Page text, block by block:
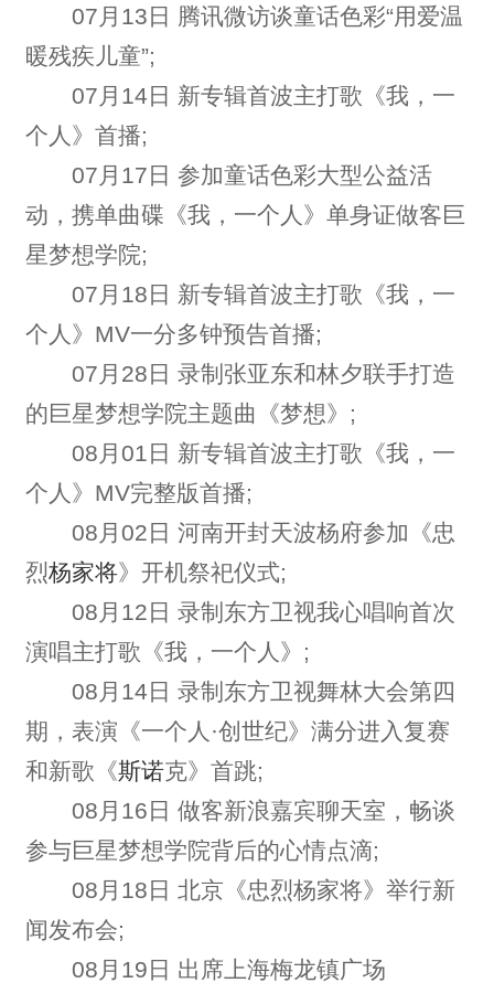
07月13日 腾讯微访谈童话色彩“用爱温
暖残疾儿童”;
07月14日 新专辑首波主打歌《我，一
个人》首播;
07月17日 参加童话色彩大型公益活
动，携单曲碟《我，一个人》单身证做客巨
星梦想学院;
07月18日 新专辑首波主打歌《我，一
个人》MV一分多钟预告首播;
07月28日 录制张亚东和林夕联手打造
的巨星梦想学院主题曲《梦想》;
08月01日 新专辑首波主打歌《我，一
个人》MV完整版首播;
08月02日 河南开封天波杨府参加《忠
烈杨家将》开机祭祀仪式;
08月12日 录制东方卫视我心唱响首次
演唱主打歌《我，一个人》;
08月14日 录制东方卫视舞林大会第四
期，表演《一个人·创世纪》满分进入复赛
和新歌《斯诺克》首跳;
08月16日 做客新浪嘉宾聊天室，畅谈
参与巨星梦想学院背后的心情点滴;
08月18日 北京《忠烈杨家将》举行新
闻发布会;
08月19日 出席上海梅龙镇广场